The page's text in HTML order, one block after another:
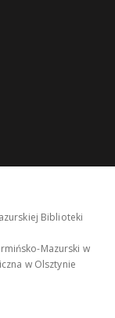
Biblioteki
Mazurski w
w Olsztynie